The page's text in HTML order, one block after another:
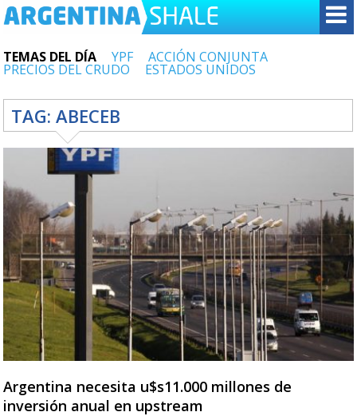
TEMAS DEL DÍA YPF ACCIÓN CONJUNTA
PRECIOS DEL CRUDO ESTADOS UNIDOS
TAG:ABECEB
Argentina necesita u$s11.000 millones de
inversión anual en upstream